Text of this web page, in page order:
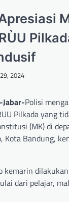
2024
Polisi
Pilkada yang
(MK) di
Kota Bandung,
kemarin
dari pelajar,